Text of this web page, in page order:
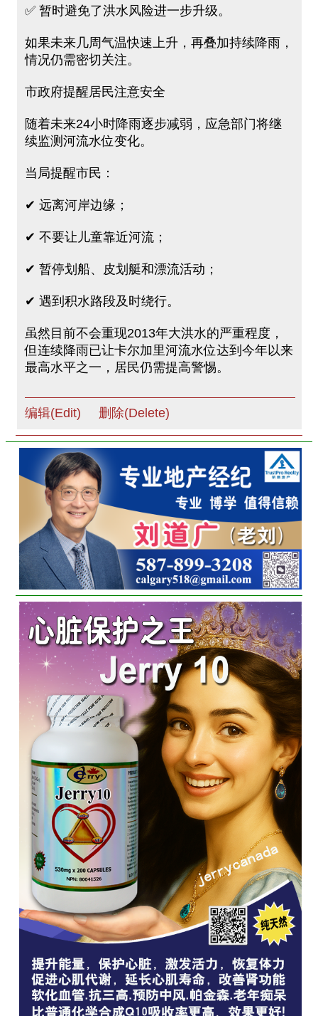
✅ 暂时避免了洪水风险进一步升级。
如果未来几周气温快速上升，再叠加持续降雨，
情况仍需密切关注。
市政府提醒居民注意安全
随着未来24小时降雨逐步减弱，应急部门将继
续监测河流水位变化。
当局提醒市民：
✔ 远离河岸边缘；
✔ 不要让儿童靠近河流；
✔ 暂停划船、皮划艇和漂流活动；
✔ 遇到积水路段及时绕行。
虽然目前不会重现2013年大洪水的严重程度，
但连续降雨已让卡尔加里河流水位达到今年以来
最高水平之一，居民仍需提高警惕。
编辑(Edit) 删除(Delete)